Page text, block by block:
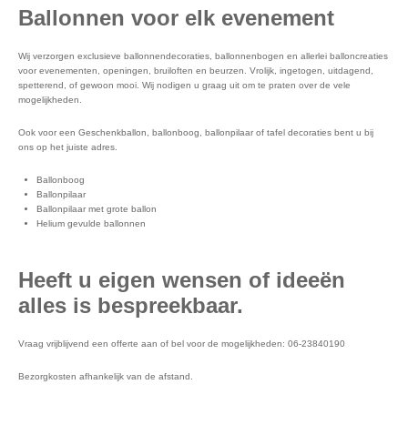
Ballonnen voor elk evenement
Wij verzorgen exclusieve ballonnendecoraties, ballonnenbogen en allerlei balloncreaties
voor evenementen, openingen, bruiloften en beurzen. Vrolijk, ingetogen, uitdagend,
spetterend, of gewoon mooi. Wij nodigen u graag uit om te praten over de vele
mogelijkheden.
Ook voor een Geschenkballon, ballonboog, ballonpilaar of tafel decoraties bent u bij
ons op het juiste adres.
Ballonboog
Ballonpilaar
Ballonpilaar met grote ballon
Helium gevulde ballonnen
Heeft u eigen wensen of ideeën
alles is bespreekbaar.
Vraag vrijblijvend een offerte aan of bel voor de mogelijkheden: 06-23840190
Bezorgkosten afhankelijk van de afstand.